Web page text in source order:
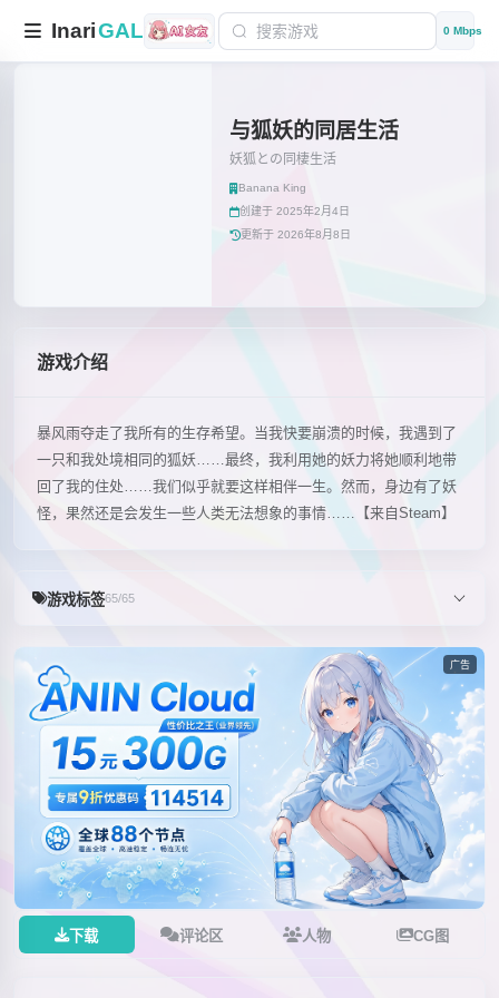
InariGAL 0 Mbps
与狐妖的同居生活
妖狐との同棲生活
Banana King
创建于 2025年2月4日
更新于 2026年8月8日
游戏介绍
暴风雨夺走了我所有的生存希望。当我快要崩溃的时候，我遇到了
一只和我处境相同的狐妖……最终，我利用她的妖力将她顺利地带
回了我的住处……我们似乎就要这样相伴一生。然而，身边有了妖
怪，果然还是会发生一些人类无法想象的事情……【来自Steam】
游戏标签65/65
广告
下载 评论区 人物 CG图